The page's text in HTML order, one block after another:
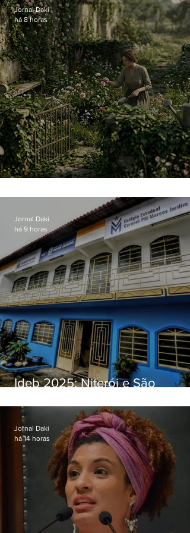
Jornal Daki
há 8 horas
Ideb 2025: Niterói e São
distintos no ensino médio; veja
Jornal Daki
há 9 horas
Jornal Daki
há 14 horas